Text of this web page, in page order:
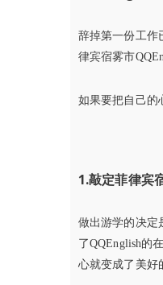
辞掉第一份工作
律宾宿雾市
如果要把自己的
1.敲定菲律宾
做出游学的决定
了QQEnglish的
心就变成了美好